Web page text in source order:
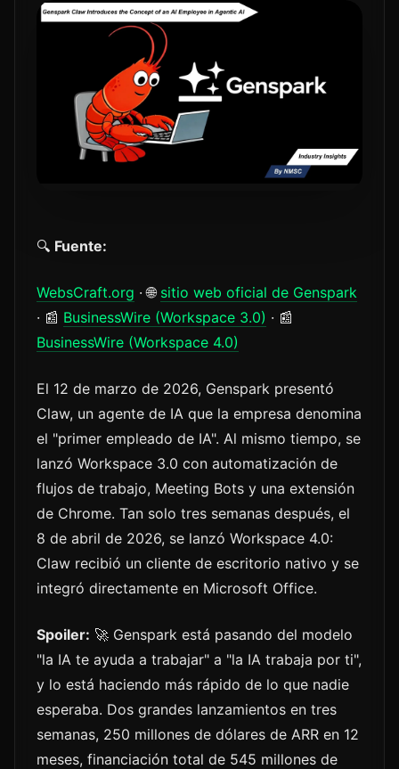
🔍 Fuente:
WebsCraft.org · 🌐 sitio web oficial de Genspark
· 📰 BusinessWire (Workspace 3.0) · 📰
BusinessWire (Workspace 4.0)
El 12 de marzo de 2026, Genspark presentó
Claw, un agente de IA que la empresa denomina
el "primer empleado de IA". Al mismo tiempo, se
lanzó Workspace 3.0 con automatización de
flujos de trabajo, Meeting Bots y una extensión
de Chrome. Tan solo tres semanas después, el
8 de abril de 2026, se lanzó Workspace 4.0:
Claw recibió un cliente de escritorio nativo y se
integró directamente en Microsoft Office.
Spoiler: 🚀 Genspark está pasando del modelo
"la IA te ayuda a trabajar" a "la IA trabaja por ti",
y lo está haciendo más rápido de lo que nadie
esperaba. Dos grandes lanzamientos en tres
semanas, 250 millones de dólares de ARR en 12
meses, financiación total de 545 millones de